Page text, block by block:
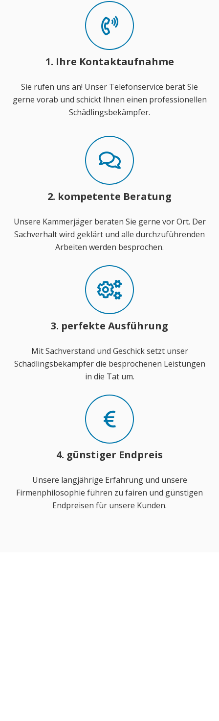
1. Ihre Kontaktaufnahme
Sie rufen uns an! Unser Telefonservice berät Sie
gerne vorab und schickt Ihnen einen professionellen
Schädlingsbekämpfer.
2. kompetente Beratung
Unsere Kammerjäger beraten Sie gerne vor Ort. Der
Sachverhalt wird geklärt und alle durchzuführenden
Arbeiten werden besprochen.
3. perfekte Ausführung
Mit Sachverstand und Geschick setzt unser
Schädlingsbekämpfer die besprochenen Leistungen
in die Tat um.
4. günstiger Endpreis
Unsere langjährige Erfahrung und unsere
Firmenphilosophie führen zu fairen und günstigen
Endpreisen für unsere Kunden.